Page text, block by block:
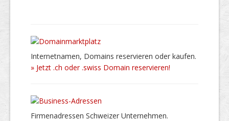
Internetnamen, Domains reservieren oder kaufen.
» Jetzt .ch oder .swiss Domain reservieren!
Firmenadressen Schweizer Unternehmen.